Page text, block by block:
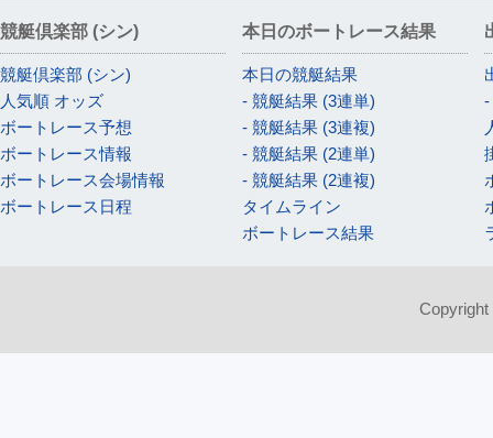
競艇倶楽部 (シン)
競艇倶楽部 (シン)
人気順 オッズ
ボートレース予想
ボートレース情報
ボートレース会場情報
ボートレース日程
本日のボートレース結果
本日の競艇結果
- 競艇結果 (3連単)
- 競艇結果 (3連複)
- 競艇結果 (2連単)
- 競艇結果 (2連複)
タイムライン
ボートレース結果
-